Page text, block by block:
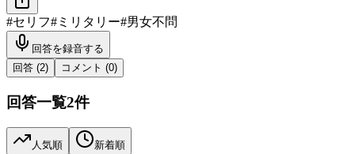
#セリフ# ミリタリー#男女不問
回答を録音する
回答 (2) コメント (0)
回答一覧2件
人気順 新着順